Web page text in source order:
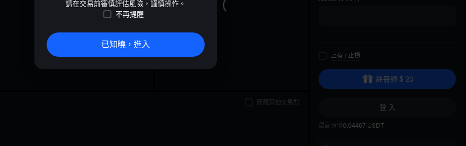
止盈 / 止損
註冊領 $ 20
登 入
最高買價0.04467 USDT
隱藏其他交易對
請在交易前審慎評估風險，謹慎操作。
不再提醒
已知曉，進入